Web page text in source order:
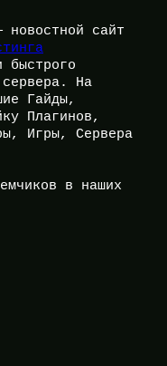
новостной сайт
сервера. На
Гайды,
Плагинов,
Игры, Сервера
в наших